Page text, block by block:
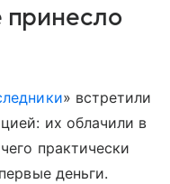
принесло
» встретили
их облачили в
практически
деньги.